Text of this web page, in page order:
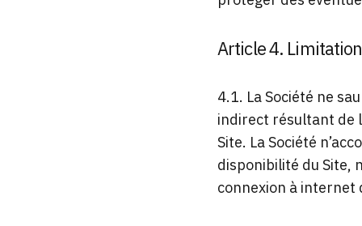
Article 4.
4.1. La Société ne
indirect résultant de
Site. La Société
disponibilité du Site,
connexion à internet